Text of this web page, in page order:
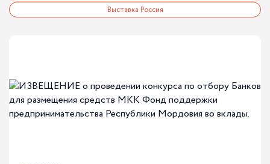
Выставка Россия